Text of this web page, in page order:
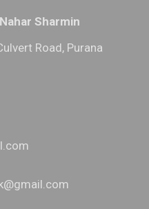
Sharmin
Road, Purana